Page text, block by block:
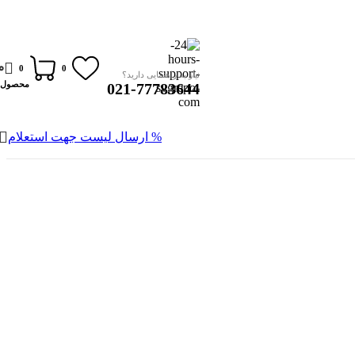
نیاز به راهنمایی دارید؟
021-77783644
0
0
محصول
% ارسال لیست جهت استعلام